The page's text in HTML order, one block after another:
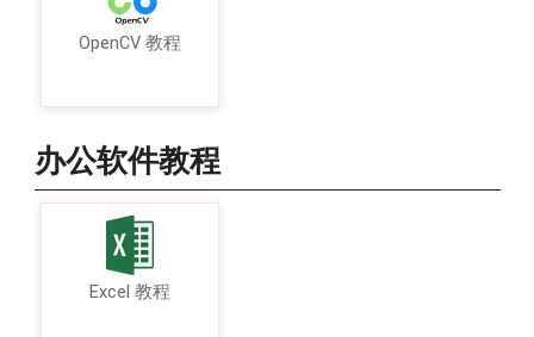
OpenCV 教程
办公软件教程
Excel 教程